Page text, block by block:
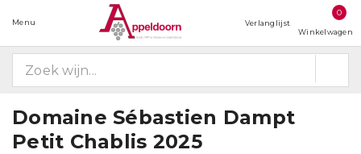
Menu Verlanglijst
0
Winkelwagen
Domaine Sébastien Dampt
Petit Chablis 2025